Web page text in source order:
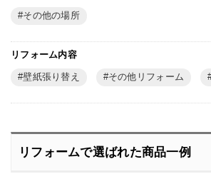
その他の場所
リフォーム内容
壁紙張り替え その他リフォーム
リフォームで選ばれた商品一例